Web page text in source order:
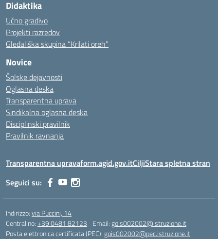
Didaktika
Učno gradivo
Projekti razredov
Gledališka skupina “Krilati oreh”
Novice
Šolske dejavnosti
Oglasna deska
Transparentna uprava
Sindikalna oglasna deska
Disciplinski pravilnik
Pravilnik ravnanja
Transparentna upravaform.agid.gov.itCiljiStara spletna stran
Seguici su:
Indirizzo:via Puccini, 14
Centralino:+39 0481 82123 Email: gois002002@istruzione.it
Posta elettronica certificata (PEC): gois002002@pec.istruzione.it